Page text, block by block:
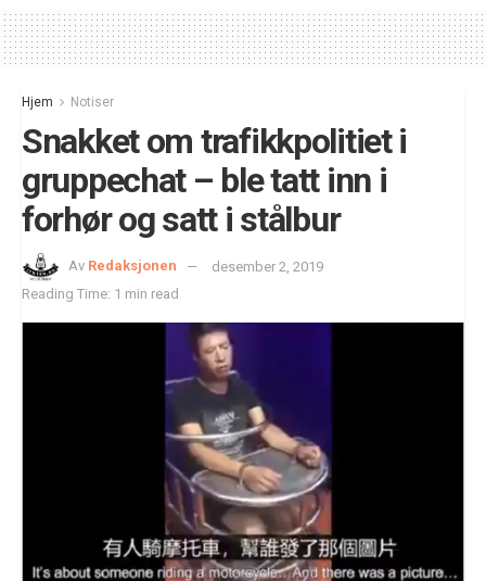
Hjem Notiser
Snakket om trafikkpolitiet i
gruppechat – ble tatt inn i
forhør og satt i stålbur
Av Redaksjonen
desember 2, 2019
Reading Time: 1 min read